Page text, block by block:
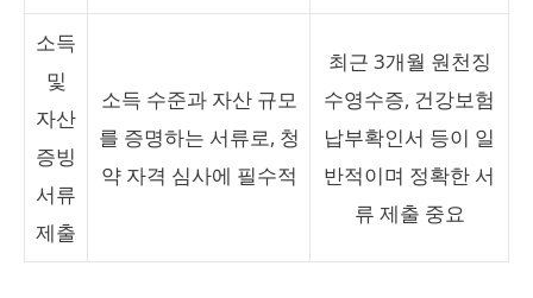
소득
및
자산
증빙
서류
제출
소득 수준과 자산 규모
를 증명하는 서류로, 청
약 자격 심사에 필수적
최근 3개월 원천징
수영수증, 건강보험
납부확인서 등이 일
반적이며 정확한 서
류 제출 중요